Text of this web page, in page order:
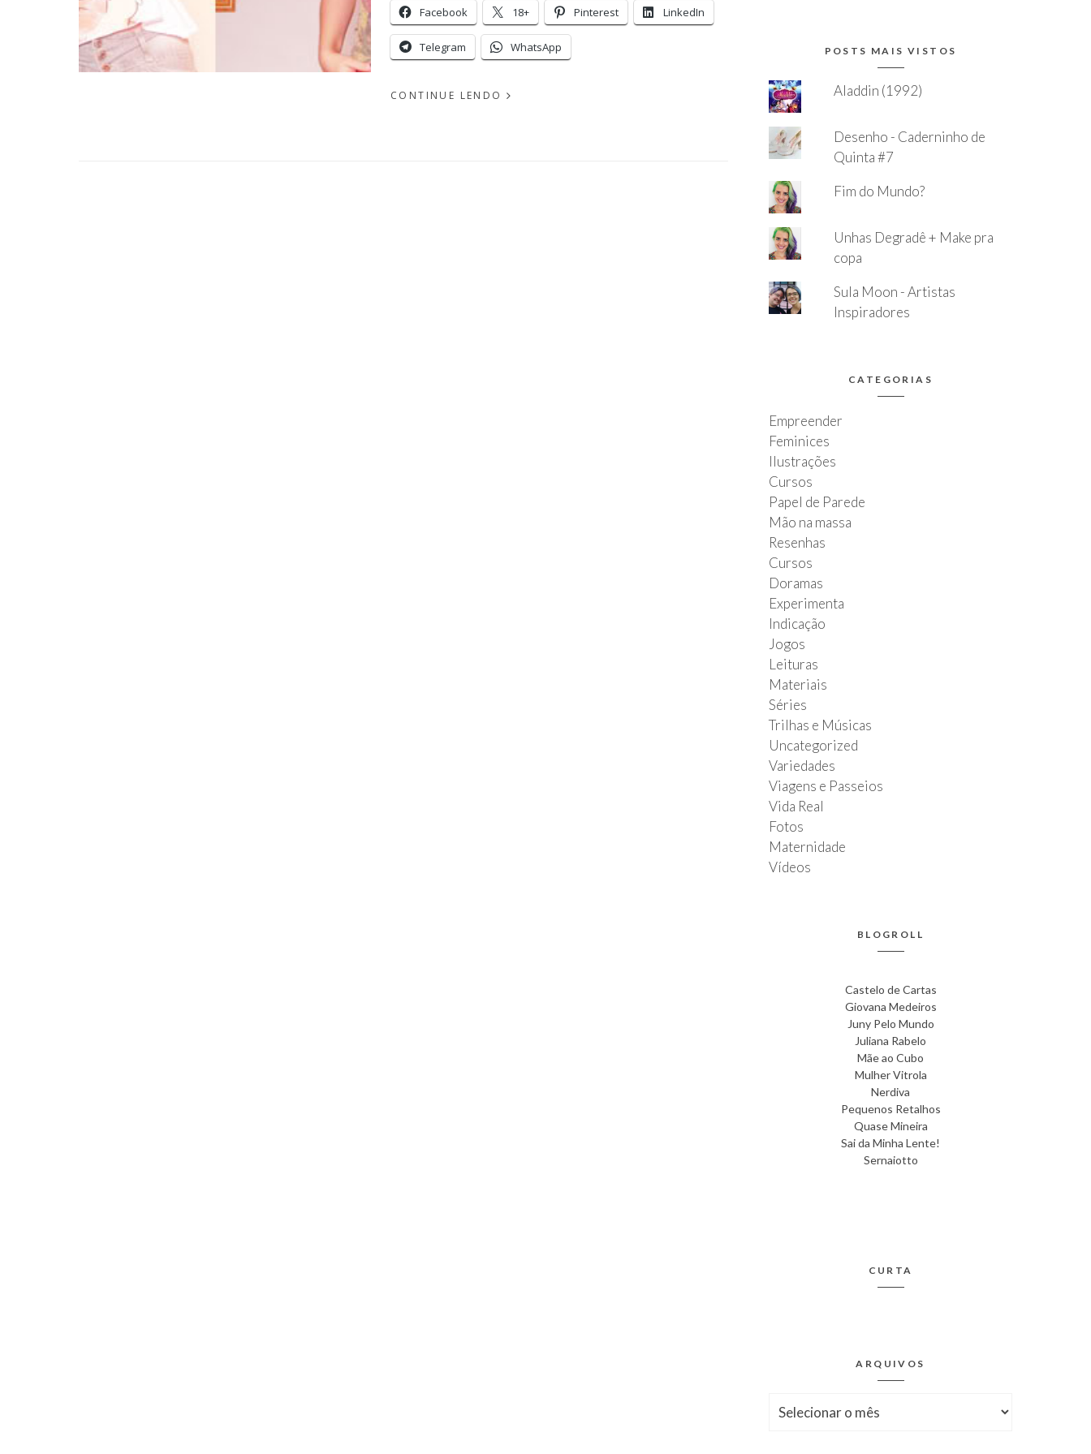
Facebook 18+ Pinterest LinkedIn
Telegram WhatsApp
CONTINUE LENDO
POSTS MAIS VISTOS
Aladdin (1992)
Desenho - Caderninho de
Quinta #7
Fim do Mundo?
Unhas Degradê + Make pra
copa
Sula Moon - Artistas
Inspiradores
CATEGORIAS
Empreender
Feminices
Ilustrações
Cursos
Papel de Parede
Mão na massa
Resenhas
Cursos
Doramas
Experimenta
Indicação
Jogos
Leituras
Materiais
Séries
Trilhas e Músicas
Uncategorized
Variedades
Viagens e Passeios
Vida Real
Fotos
Maternidade
Vídeos
BLOGROLL
Castelo de Cartas
Giovana Medeiros
Juny Pelo Mundo
Juliana Rabelo
Mãe ao Cubo
Mulher Vitrola
Nerdiva
Pequenos Retalhos
Quase Mineira
Sai da Minha Lente!
Sernaiotto
CURTA
ARQUIVOS
Arquivos